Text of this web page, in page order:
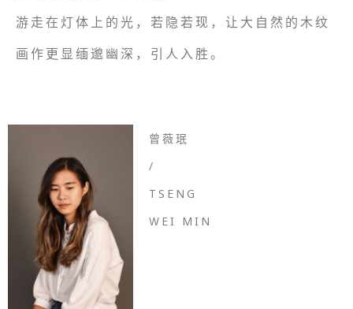
游走在灯体上的光，若隐若现，让大自然的木纹
画作更显缅邈幽深，引人入胜。
曾薇珉
/
TSENG
WEI MIN